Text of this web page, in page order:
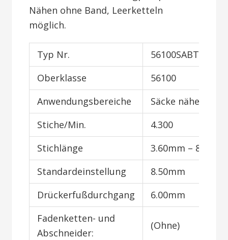
Nähen ohne Band, Leerketteln
möglich.
Typ Nr.
56100SABTA
Oberklasse
56100
Anwendungsbereiche
Säcke nähen
Stiche/Min.
4.300
Stichlänge
3.60mm –
Standardeinstellung
8.50mm
Drückerfußdurchgang
6.00mm
Fadenketten- und
Abschneider:
(Ohne)